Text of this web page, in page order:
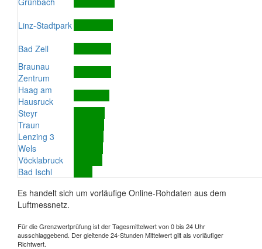
Linz-Stadtpark
Bad Zell
Braunau
Zentrum
Haag am
Hausruck
Steyr
Traun
Lenzing 3
Wels
Vöcklabruck
Bad Ischl
Es handelt sich um vorläufige Online-Rohdaten aus dem
Luftmessnetz.
Für die Grenzwertprüfung ist der Tagesmittelwert von 0 bis 24 Uhr
ausschlaggebend. Der gleitende 24-Stunden Mittelwert gilt als vorläufiger
Richtwert.